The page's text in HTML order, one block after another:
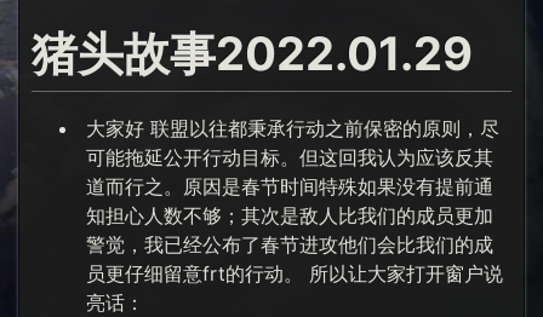
猪头故事2022.01.29
大家好 联盟以往都秉承行动之前保密的原则，尽
可能拖延公开行动目标。但这回我认为应该反其
道而行之。原因是春节时间特殊如果没有提前通
知担心人数不够；其次是敌人比我们的成员更加
警觉，我已经公布了春节进攻他们会比我们的成
员更仔细留意frt的行动。 所以让大家打开窗户说
亮话：